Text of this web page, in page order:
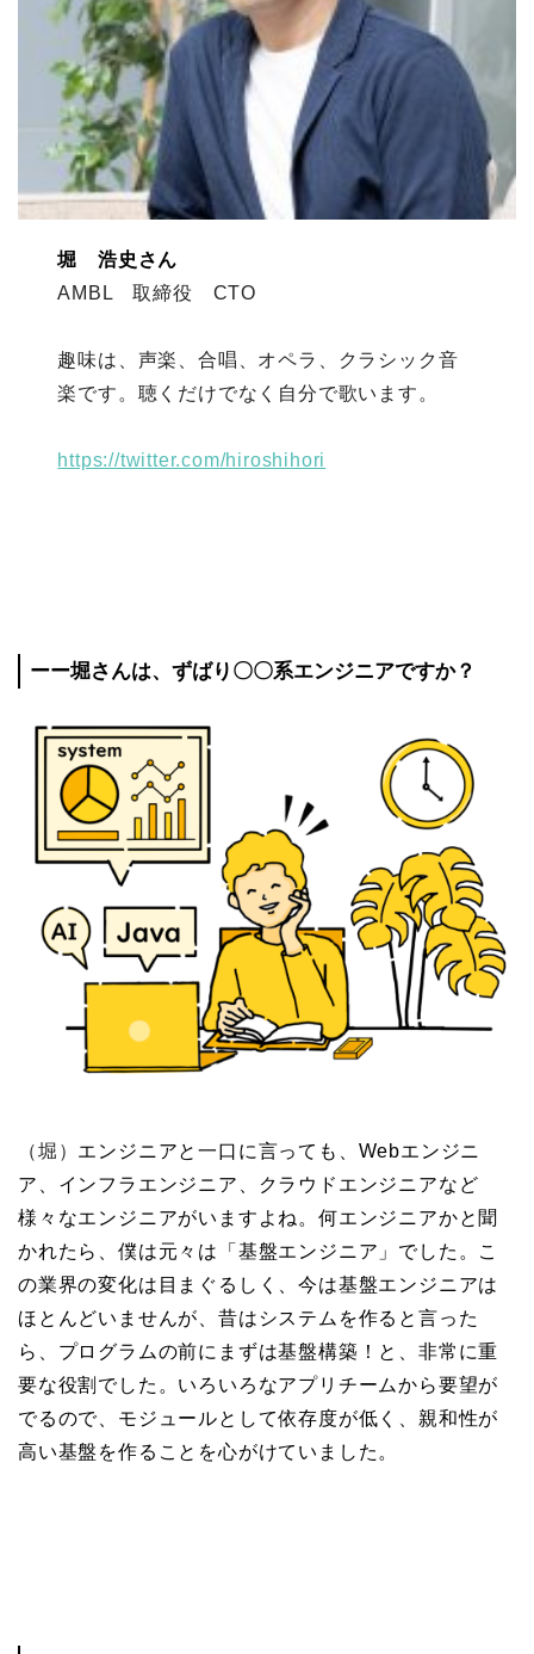
堀 浩史さん
AMBL 取締役 CTO
趣味は、声楽、合唱、オペラ、クラシック音
楽です。聴くだけでなく自分で歌います。
https://twitter.com/hiroshihori
ーー堀さんは、ずばり〇〇系エンジニアですか？
（堀） エンジニアと一口に言っても、Webエンジニ
ア、インフラエンジニア、クラウドエンジニアなど
様々なエンジニアがいますよね。何エンジニアかと聞
かれたら、僕は元々は「基盤エンジニア」でした。こ
の業界の変化は目まぐるしく、今は基盤エンジニアは
ほとんどいませんが、昔はシステムを作ると言った
ら、プログラムの前にまずは基盤構築！と、非常に重
要な役割でした。いろいろなアプリチームから要望が
でるので、モジュールとして依存度が低く、親和性が
高い基盤を作ることを心がけていました。